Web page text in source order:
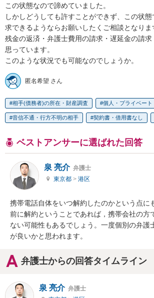
この状態なので諦めていました。
しかしどうしても許すことができず、この状
求できるようならお願いしたくご相談となりま
残金の返済・弁護士費用の請求・遅延金の請求
思っています。
このような状況でも可能なのでしょうか。
匿名希望 さん
相手(債務者)の所在・財産調査 個人・プライベート
音信不通・行方不明の相手 契約書・借用書なし
ベストアンサーに選ばれた回答
泉 亮介 弁護士
東京都 > 港区
携帯電話自体をいつ解約したのかという点に
前に解約ということであれば，携帯会社の方
ない可能性もあるでしょう。一度個別の弁護
が良いかと思われます。
弁護士からの回答タイムライン
泉 亮介 弁護士